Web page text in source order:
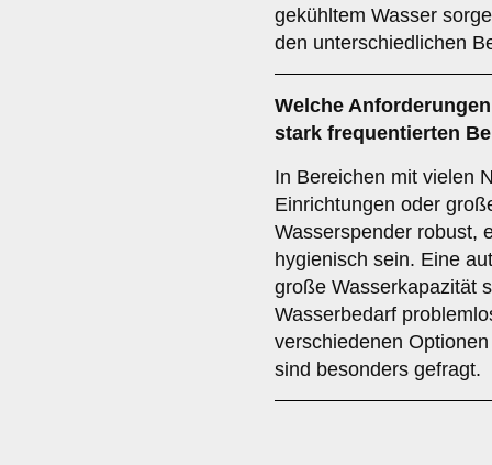
gekühltem Wasser
den unterschiedlichen
Welche
stark frequentierten
In Bereichen mit vielen
Einrichtungen oder
Wasserspender robust,
hygienisch sein. Eine
große Wasserkapazität
Wasserbedarf
verschiedenen
sind besonders gefragt.